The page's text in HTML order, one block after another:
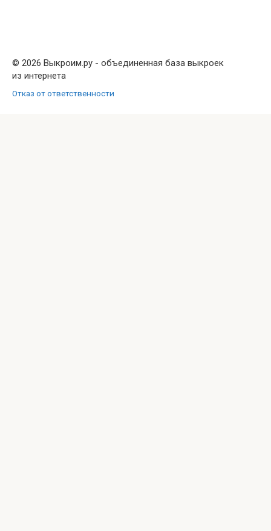
© 2026 Выкроим.ру - объединенная база выкроек
из интернета
Отказ от ответственности